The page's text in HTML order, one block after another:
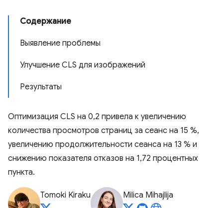
Содержание
Выявление проблемы
Улучшение CLS для изображений
Результаты
Оптимизация CLS на 0,2 привела к увеличению
количества просмотров страниц за сеанс на 15 %,
увеличению продолжительности сеанса на 13 % и
снижению показателя отказов на 1,72 процентных
пункта.
Tomoki Kiraku Milica Mihajlija